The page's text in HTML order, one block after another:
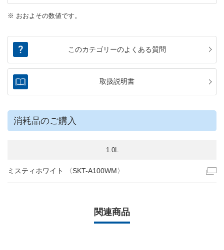
※ おおよその数値です。
このカテゴリーのよくある質問
取扱説明書
消耗品のご購入
1.0L
ミスティホワイト 〈SKT-A100WM〉
関連商品